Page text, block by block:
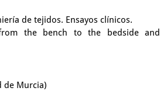
de tejidos. Ensayos clínicos.
the bench to the bedside and
de Murcia)